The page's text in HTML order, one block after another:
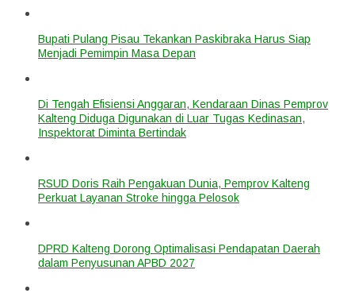
Bupati Pulang Pisau Tekankan Paskibraka Harus Siap
Menjadi Pemimpin Masa Depan
Di Tengah Efisiensi Anggaran, Kendaraan Dinas Pemprov
Kalteng Diduga Digunakan di Luar Tugas Kedinasan,
Inspektorat Diminta Bertindak
RSUD Doris Raih Pengakuan Dunia, Pemprov Kalteng
Perkuat Layanan Stroke hingga Pelosok
DPRD Kalteng Dorong Optimalisasi Pendapatan Daerah
dalam Penyusunan APBD 2027